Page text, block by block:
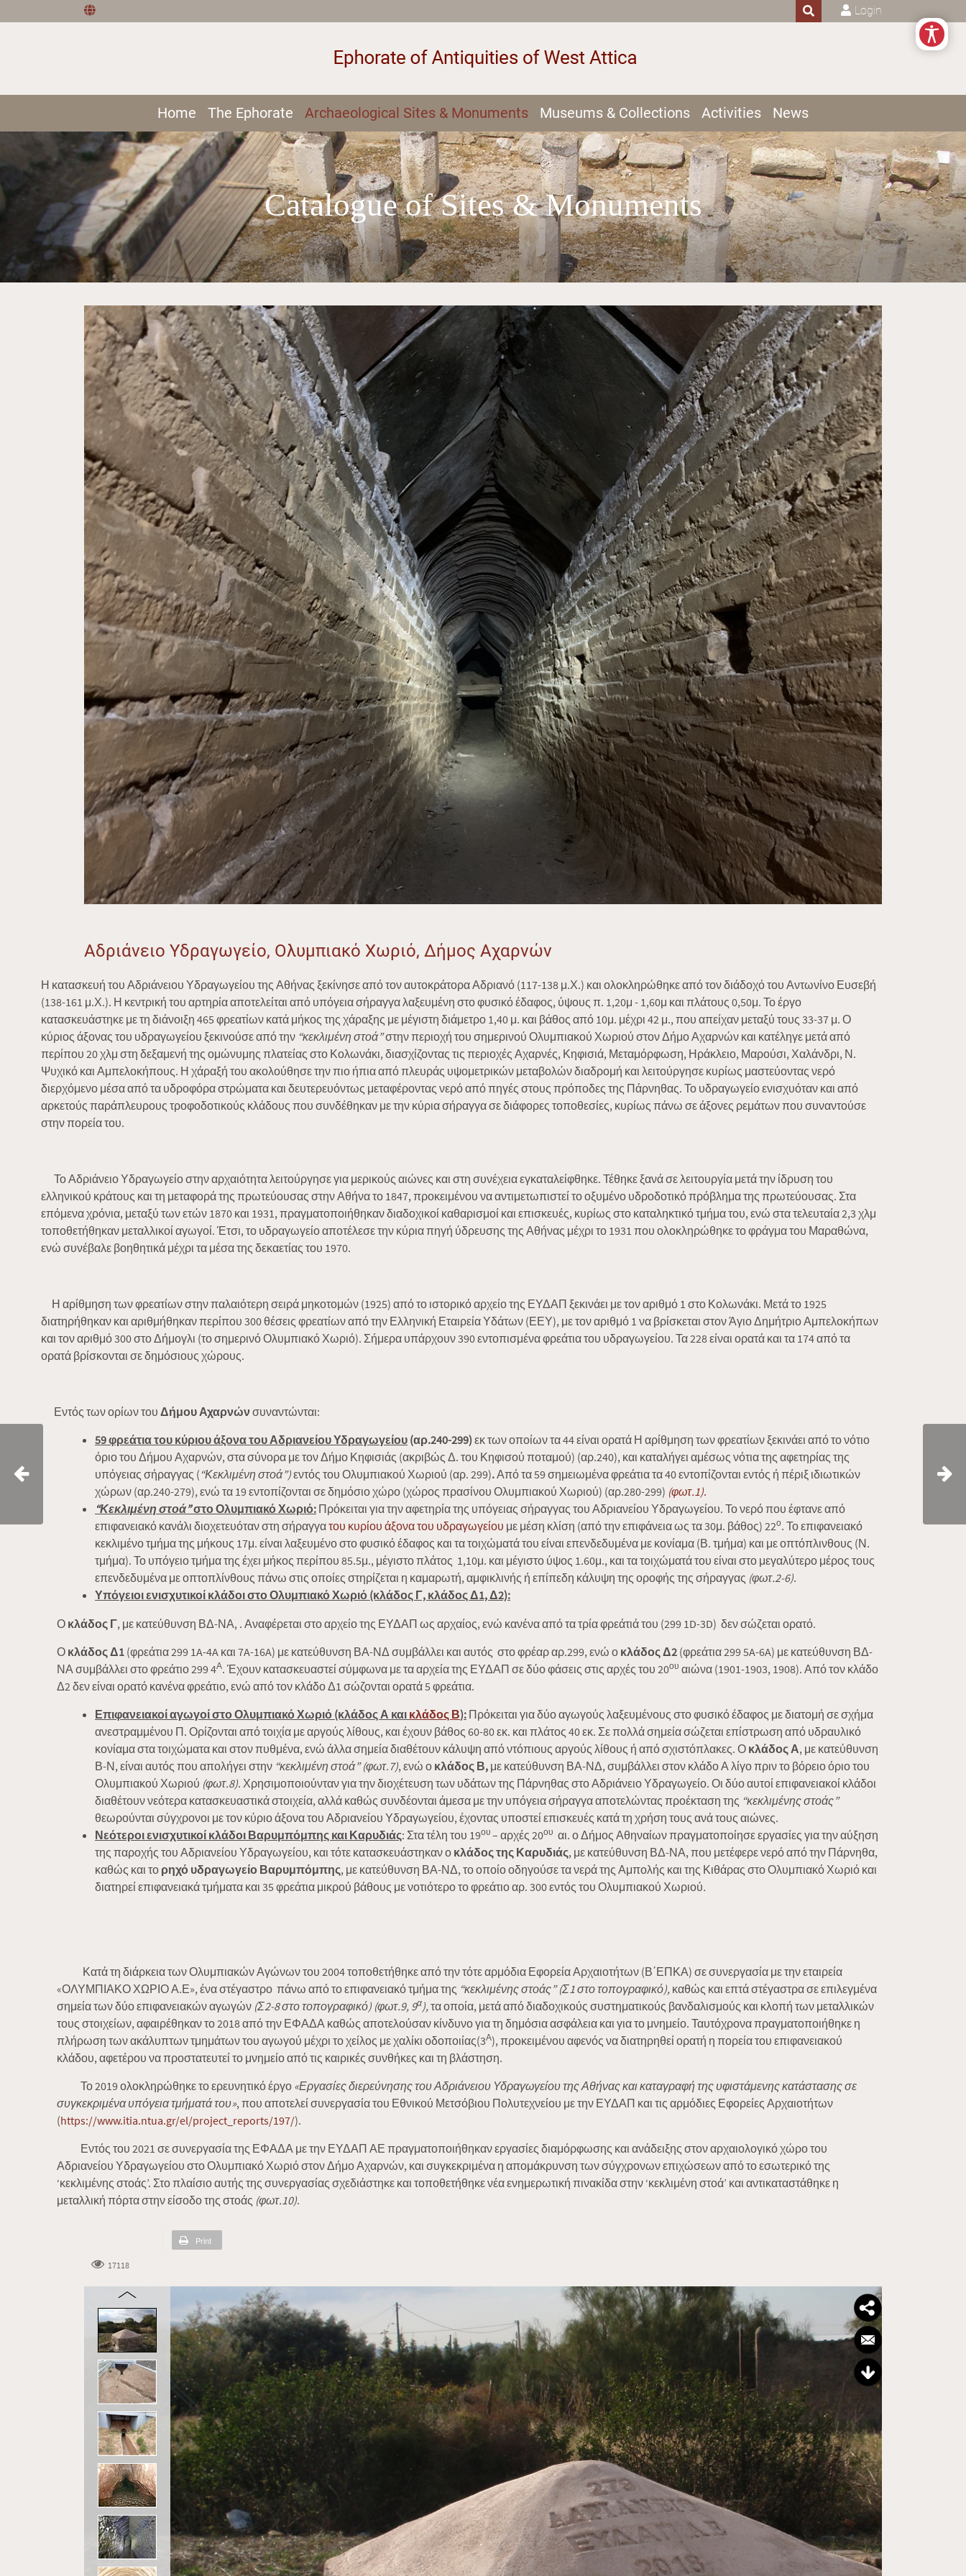
Login
Home The Ephorate Archaeological Sites & Monuments Museums & Collections Activities News
Catalogue of Sites & Monuments
Αδριάνειο Υδραγωγείο, Ολυμπιακό Χωριό, Δήμος Αχαρνών
Η κατασκευή του Αδριάνειου Υδραγωγείου της Αθήνας ξεκίνησε από τον αυτοκράτορα Αδριανό (117-138 μ.Χ.) και ολοκληρώθηκε από τον διάδοχό του Αντωνίνο Ευσεβή
(138-161 μ.Χ.). Η κεντρική του αρτηρία αποτελείται από υπόγεια σήραγγα λαξευμένη στο φυσικό έδαφος, ύψους π. 1,20μ - 1,60μ και πλάτους 0,50μ. Το έργο
κατασκευάστηκε με τη διάνοιξη 465 φρεατίων κατά μήκος της χάραξης με μέγιστη διάμετρο 1,40 μ. και βάθος από 10μ. μέχρι 42 μ., που απείχαν μεταξύ τους 33-37 μ. Ο
κύριος άξονας του υδραγωγείου ξεκινούσε από την “κεκλιμένη στοά”στην περιοχή του σημερινού Ολυμπιακού Χωριού στον Δήμο Αχαρνών και κατέληγε μετά από
περίπου 20 χλμ στη δεξαμενή της ομώνυμης πλατείας στο Κολωνάκι, διασχίζοντας τις περιοχές Αχαρνές, Κηφισιά, Μεταμόρφωση, Ηράκλειο, Μαρούσι, Χαλάνδρι, Ν.
Ψυχικό και Αμπελοκήπους. Η χάραξή του ακολούθησε την πιο ήπια από πλευράς υψομετρικών μεταβολών διαδρομή και λειτούργησε κυρίως μαστεύοντας νερό
διερχόμενο μέσα από τα υδροφόρα στρώματα και δευτερευόντως μεταφέροντας νερό από πηγές στους πρόποδες της Πάρνηθας. Το υδραγωγείο ενισχυόταν και από
αρκετούς παράπλευρους τροφοδοτικούς κλάδους που συνδέθηκαν με την κύρια σήραγγα σε διάφορες τοποθεσίες, κυρίως πάνω σε άξονες ρεμάτων που συναντούσε
στην πορεία του.
Το Αδριάνειο Υδραγωγείο στην αρχαιότητα λειτούργησε για μερικούς αιώνες και στη συνέχεια εγκαταλείφθηκε. Τέθηκε ξανά σε λειτουργία μετά την ίδρυση του
ελληνικού κράτους και τη μεταφορά της πρωτεύουσας στην Αθήνα το 1847, προκειμένου να αντιμετωπιστεί το οξυμένο υδροδοτικό πρόβλημα της πρωτεύουσας. Στα
επόμενα χρόνια, μεταξύ των ετών 1870 και 1931, πραγματοποιήθηκαν διαδοχικοί καθαρισμοί και επισκευές, κυρίως στο καταληκτικό τμήμα του, ενώ στα τελευταία 2,3 χλμ
τοποθετήθηκαν μεταλλικοί αγωγοί. Έτσι, το υδραγωγείο αποτέλεσε την κύρια πηγή ύδρευσης της Αθήνας μέχρι το 1931 που ολοκληρώθηκε το φράγμα του Μαραθώνα,
ενώ συνέβαλε βοηθητικά μέχρι τα μέσα της δεκαετίας του 1970.
Η αρίθμηση των φρεατίων στην παλαιότερη σειρά μηκοτομών (1925) από το ιστορικό αρχείο της ΕΥΔΑΠ ξεκινάει με τον αριθμό 1 στο Κολωνάκι. Μετά το 1925
διατηρήθηκαν και αριθμήθηκαν περίπου 300 θέσεις φρεατίων από την Ελληνική Εταιρεία Υδάτων (ΕΕΥ), με τον αριθμό 1 να βρίσκεται στον Άγιο Δημήτριο Αμπελοκήπων
και τον αριθμό 300 στο Δήμογλι (το σημερινό Ολυμπιακό Χωριό). Σήμερα υπάρχουν 390 εντοπισμένα φρεάτια του υδραγωγείου. Τα 228 είναι ορατά και τα 174 από τα
ορατά βρίσκονται σε δημόσιους χώρους.
Εντός των ορίων του Δήμου Αχαρνών συναντώνται:
59 φρεάτια του κύριου άξονα του Αδριανείου Υδραγωγείου (αρ.240-299)εκ των οποίων τα 44 είναι ορατά Η αρίθμηση των φρεατίων ξεκινάει από το νότιο
όριο του Δήμου Αχαρνών, στα σύνορα με τον Δήμο Κηφισιάς (ακριβώς Δ. του Κηφισού ποταμού) (αρ.240), και καταλήγει αμέσως νότια της αφετηρίας της
υπόγειας σήραγγας ( “Κεκλιμένη στοά”)εντός του Ολυμπιακού Χωριού (αρ. 299).Από τα 59 σημειωμένα φρεάτια τα 40 εντοπίζονται εντός ή πέριξ ιδιωτικών
χώρων (αρ.240-279), ενώ τα 19 εντοπίζονται σε δημόσιο χώρο (χώρος πρασίνου Ολυμπιακού Χωριού) (αρ.280-299) (φωτ.1).
“Κεκλιμένη στοά”στο Ολυμπιακό Χωριό: Πρόκειται για την αφετηρία της υπόγειας σήραγγας του Αδριανείου Υδραγωγείου. Το νερό που έφτανε από
επιφανειακό κανάλι διοχετευόταν στη σήραγγατου κυρίου άξονα του υδραγωγείου με μέση κλίση (από την επιφάνεια ως τα 30μ. βάθος) 22ο. Το επιφανειακό
κεκλιμένο τμήμα της μήκους 17μ. είναι λαξευμένο στο φυσικό έδαφος και τα τοιχώματά του είναι επενδεδυμένα με κονίαμα (Β. τμήμα) και με οπτόπλινθους (Ν.
τμήμα). Το υπόγειο τμήμα της έχει μήκος περίπου 85.5μ., μέγιστο πλάτος 1,10μ. και μέγιστο ύψος 1.60μ., και τα τοιχώματά του είναι στο μεγαλύτερο μέρος τους
επενδεδυμένα με οπτοπλίνθους πάνω στις οποίες στηρίζεται η καμαρωτή, αμφικλινής ή επίπεδη κάλυψη της οροφής της σήραγγας (φωτ.2-6).
Υπόγειοι ενισχυτικοί κλάδοι στο Ολυμπιακό Χωριό (κλάδος Γ, κλάδος Δ1, Δ2):
Ο κλάδος Γ, με κατεύθυνση ΒΔ-ΝΑ, . Αναφέρεται στο αρχείο της ΕΥΔΑΠ ως αρχαίος, ενώ κανένα από τα τρία φρεάτιά του (299 1D-3D) δεν σώζεται ορατό.
Ο κλάδος Δ1 (φρεάτια 299 1A-4A και 7A-16A) με κατεύθυνση ΒΑ-ΝΔ συμβάλλει και αυτός στο φρέαρ αρ.299, ενώ ο κλάδος Δ2 (φρεάτια 299 5A-6A) με κατεύθυνση ΒΔ-
ΝΑ συμβάλλει στο φρεάτιο 299 4Α. Έχουν κατασκευαστεί σύμφωνα με τα αρχεία της ΕΥΔΑΠ σε δύο φάσεις στις αρχές του 20ου αιώνα (1901-1903, 1908). Από τον κλάδο
Δ2 δεν είναι ορατό κανένα φρεάτιο, ενώ από τον κλάδο Δ1 σώζονται ορατά 5 φρεάτια.
Επιφανειακοί αγωγοί στο Ολυμπιακό Χωριό (κλάδος Α και κλάδος Β): Πρόκειται για δύο αγωγούς λαξευμένους στο φυσικό έδαφος με διατομή σε σχήμα
ανεστραμμένου Π. Ορίζονται από τοιχία με αργούς λίθους, και έχουν βάθος 60-80 εκ. και πλάτος 40 εκ. Σε πολλά σημεία σώζεται επίστρωση από υδραυλικό
κονίαμα στα τοιχώματα και στον πυθμένα, ενώ άλλα σημεία διαθέτουν κάλυψη από ντόπιους αργούς λίθους ή από σχιστόπλακες. Ο κλάδος Α, με κατεύθυνση
Β-Ν, είναι αυτός που απολήγει στην “κεκλιμένη στοά” (φωτ.7), ενώ ο κλάδος Β, με κατεύθυνση ΒΑ-ΝΔ, συμβάλλει στον κλάδο Α λίγο πριν το βόρειο όριο του
Ολυμπιακού Χωριού (φωτ.8). Χρησιμοποιούνταν για την διοχέτευση των υδάτων της Πάρνηθας στο Αδριάνειο Υδραγωγείο. Οι δύο αυτοί επιφανειακοί κλάδοι
διαθέτουν νεότερα κατασκευαστικά στοιχεία, αλλά καθώς συνδέονται άμεσα με την υπόγεια σήραγγα αποτελώντας προέκταση της “κεκλιμένης στοάς”
θεωρούνται σύγχρονοι με τον κύριο άξονα του Αδριανείου Υδραγωγείου, έχοντας υποστεί επισκευές κατά τη χρήση τους ανά τους αιώνες.
Νεότεροι ενισχυτικοί κλάδοι Βαρυμπόμπης και Καρυδιάς: Στα τέλη του 19ου – αρχές 20ου αι. ο Δήμος Αθηναίων πραγματοποίησε εργασίες για την αύξηση
της παροχής του Αδριανείου Υδραγωγείου, και τότε κατασκευάστηκαν ο κλάδος της Καρυδιάς, με κατεύθυνση ΒΔ-ΝΑ, που μετέφερε νερό από την Πάρνηθα,
καθώς και το ρηχό υδραγωγείο Βαρυμπόμπης, με κατεύθυνση ΒΑ-ΝΔ, το οποίο οδηγούσε τα νερά της Αμπολής και της Κιθάρας στο Ολυμπιακό Χωριό και
διατηρεί επιφανειακά τμήματα και 35 φρεάτια μικρού βάθους με νοτιότερο το φρεάτιο αρ. 300 εντός του Ολυμπιακού Χωριού.
Κατά τη διάρκεια των Ολυμπιακών Αγώνων του 2004 τοποθετήθηκε από την τότε αρμόδια Εφορεία Αρχαιοτήτων (Β΄ΕΠΚΑ) σε συνεργασία με την εταιρεία
«ΟΛΥΜΠΙΑΚΟ ΧΩΡΙΟ Α.Ε», ένα στέγαστρο πάνω από το επιφανειακό τμήμα της “κεκλιμένης στοάς” (Σ1 στο τοπογραφικό), καθώς και επτά στέγαστρα σε επιλεγμένα
σημεία των δύο επιφανειακών αγωγών (Σ2-8 στο τοπογραφικό) (φωτ.9, 9α),τα οποία, μετά από διαδοχικούς συστηματικούς βανδαλισμούς και κλοπή των μεταλλικών
τους στοιχείων, αφαιρέθηκαν το 2018 από την ΕΦΑΔΑ καθώς αποτελούσαν κίνδυνο για τη δημόσια ασφάλεια και για το μνημείο. Ταυτόχρονα πραγματοποιήθηκε η
πλήρωση των ακάλυπτων τμημάτων του αγωγού μέχρι το χείλος με χαλίκι οδοποιίας(3Α), προκειμένου αφενός να διατηρηθεί ορατή η πορεία του επιφανειακού
κλάδου, αφετέρου να προστατευτεί το μνημείο από τις καιρικές συνθήκες και τη βλάστηση.
Το 2019 ολοκληρώθηκε το ερευνητικό έργο «Εργασίες διερεύνησης του Αδριάνειου Υδραγωγείου της Αθήνας και καταγραφή της υφιστάμενης κατάστασης σε
συγκεκριμένα υπόγεια τμήματά του», που αποτελεί συνεργασία του Εθνικού Μετσόβιου Πολυτεχνείου με την ΕΥΔΑΠ και τις αρμόδιες Εφορείες Αρχαιοτήτων
(https://www.itia.ntua.gr/el/project_reports/197/).
Εντός του 2021 σε συνεργασία της ΕΦΑΔΑ με την ΕΥΔΑΠ ΑΕ πραγματοποιήθηκαν εργασίες διαμόρφωσης και ανάδειξης στον αρχαιολογικό χώρο του
Αδριανείου Υδραγωγείου στο Ολυμπιακό Χωριό στον Δήμο Αχαρνών, και συγκεκριμένα η απομάκρυνση των σύγχρονων επιχώσεων από το εσωτερικό της
‘κεκλιμένης στοάς’. Στο πλαίσιο αυτής της συνεργασίας σχεδιάστηκε και τοποθετήθηκε νέα ενημερωτική πινακίδα στην ‘κεκλιμένη στοά’ και αντικαταστάθηκε η
μεταλλική πόρτα στην είσοδο της στοάς (φωτ.10).
Print
17118